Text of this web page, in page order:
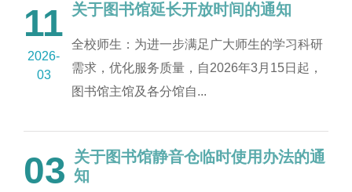
11
2026-
03
关于图书馆延长开放时间的通知
全校师生：为进一步满足广大师生的学习科研
需求，优化服务质量，自2026年3月15日起，
图书馆主馆及各分馆自...
03 关于图书馆静音仓临时使用办法的通
知